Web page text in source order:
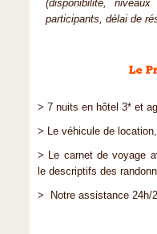
(disponibilité,
participants, délai de
Le
> 7 nuits en hôtel 3* et
> Le véhicule de
> Le carnet de voyage
le descriptifs des
> Notre assistance 24h/